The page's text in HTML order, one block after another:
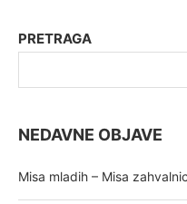
PRETRAGA
NEDAVNE OBJAVE
Misa mladih – Misa